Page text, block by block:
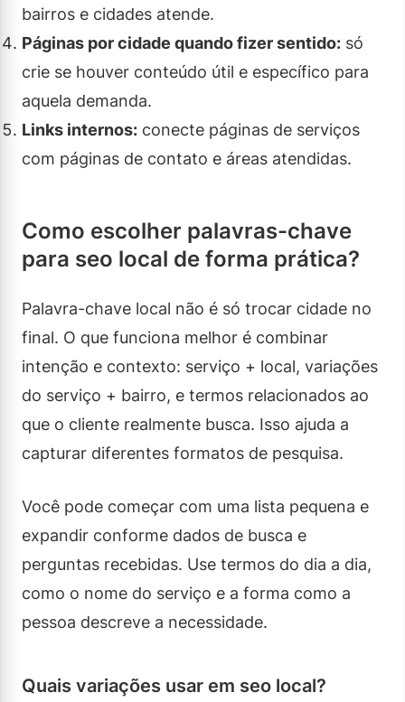
bairros e cidades atende.
Páginas por cidade quando fizer sentido: só
crie se houver conteúdo útil e específico para
aquela demanda.
Links internos: conecte páginas de serviços
com páginas de contato e áreas atendidas.
Como escolher palavras-chave
para seo local de forma prática?
Palavra-chave local não é só trocar cidade no
final. O que funciona melhor é combinar
intenção e contexto: serviço + local, variações
do serviço + bairro, e termos relacionados ao
que o cliente realmente busca. Isso ajuda a
capturar diferentes formatos de pesquisa.
Você pode começar com uma lista pequena e
expandir conforme dados de busca e
perguntas recebidas. Use termos do dia a dia,
como o nome do serviço e a forma como a
pessoa descreve a necessidade.
Quais variações usar em seo local?